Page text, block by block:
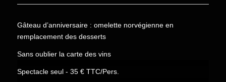
Gâteau d’anniversaire : omelette norvégienne en
remplacement des desserts
Sans oublier la carte des vins
Spectacle seul - 35 € TTC/Pers.